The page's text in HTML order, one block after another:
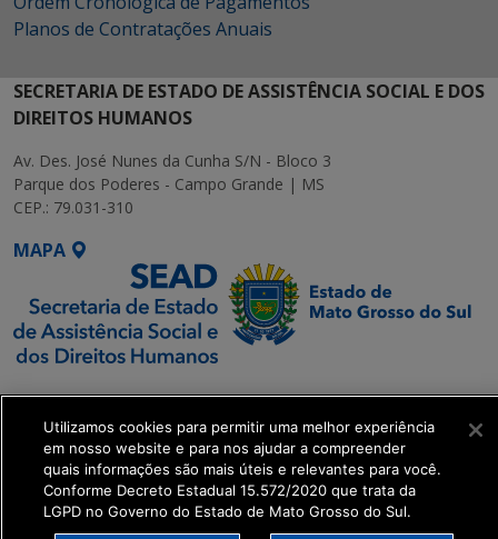
Planos de Contratações Anuais
SECRETARIA DE ESTADO DE ASSISTÊNCIA SOCIAL E DOS
DIREITOS HUMANOS
Av. Des. José Nunes da Cunha S/N - Bloco 3
Parque dos Poderes - Campo Grande | MS
CEP.: 79.031-310
MAPA
SETDIG | Secretaria-
Executiva de
Transformação Digital
get_footer();
Utilizamos cookies para permitir uma melhor experiência
em nosso website e para nos ajudar a compreender
quais informações são mais úteis e relevantes para você.
Conforme Decreto Estadual 15.572/2020 que trata da
LGPD no Governo do Estado de Mato Grosso do Sul.